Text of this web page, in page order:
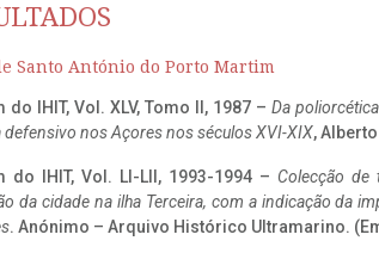
Santo António do Porto Martim
do IHIT, Vol. XLV, Tomo II, 1987 – Da
defensivo nos Açores nos séculos XVI-XIX,
do IHIT, Vol. LI-LII, 1993-1994 – Colecção
da cidade na ilha Terceira, com a indicação da
. Anónimo – Arquivo Histórico Ultramarino.